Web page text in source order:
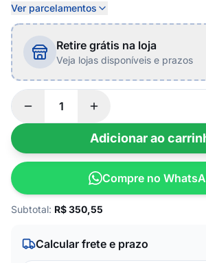
Ver parcelamentos
Retire grátis na loja
Veja lojas disponíveis e prazos
Adicionar ao
Compre no
Subtotal: R$350,55
Calcular frete e prazo